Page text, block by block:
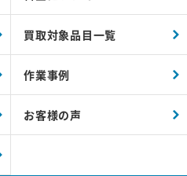
買取対象品目一覧
作業事例
お客様の声